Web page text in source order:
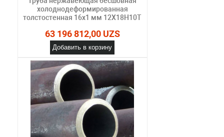
холоднодеформированная
толстостенная 16х1 мм 12Х18Н10Т
63 196 812,00 UZS
Добавить в корзину